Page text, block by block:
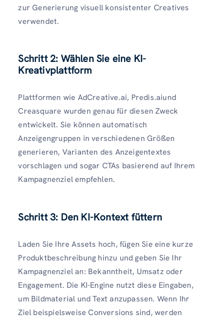
zur Generierung visuell konsistenter Creatives
verwendet.
Schritt 2: Wählen Sie eine KI-
Kreativplattform
Plattformen wie AdCreative.ai, Predis.aiund
Creasquare wurden genau für diesen Zweck
entwickelt. Sie können automatisch
Anzeigengruppen in verschiedenen Größen
generieren, Varianten des Anzeigentextes
vorschlagen und sogar CTAs basierend auf Ihrem
Kampagnenziel empfehlen.
Schritt 3: Den KI-Kontext füttern
Laden Sie Ihre Assets hoch, fügen Sie eine kurze
Produktbeschreibung hinzu und geben Sie Ihr
Kampagnenziel an: Bekanntheit, Umsatz oder
Engagement. Die KI-Engine nutzt diese Eingaben,
um Bildmaterial und Text anzupassen. Wenn Ihr
Ziel beispielsweise Conversions sind, werden